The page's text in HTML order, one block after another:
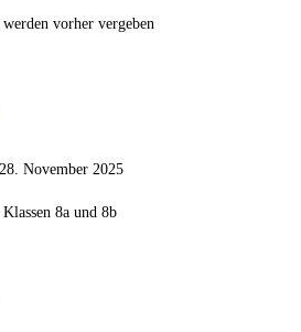
vorher vergeben
28. November 2025
8a und 8b